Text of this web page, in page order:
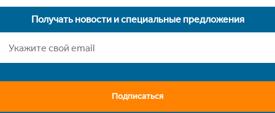
Получать новости и специальные предложения
Подписаться